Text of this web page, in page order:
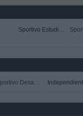
Sportivo Estudiantes
Sportivo Desamparados